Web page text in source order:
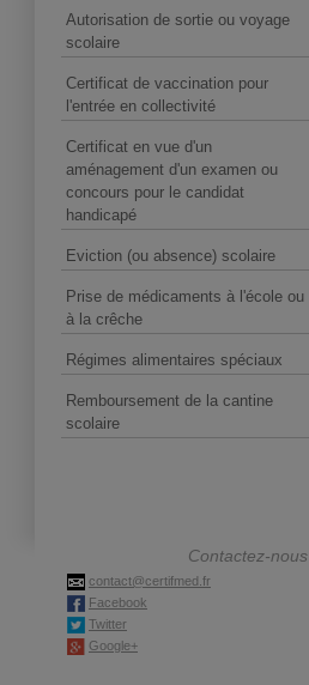
Autorisation de sortie ou voyage
scolaire
Certificat de vaccination pour
l'entrée en collectivité
Certificat en vue d'un
aménagement d'un examen ou
concours pour le candidat
handicapé
Eviction (ou absence) scolaire
Prise de médicaments à l'école ou
à la crêche
Régimes alimentaires spéciaux
Remboursement de la cantine
scolaire
Contactez-nous
contact@certifmed.fr
Facebook
Twitter
Google+